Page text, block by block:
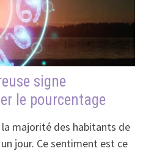
signe
le pourcentage
la majorité des habitants de
jour. Ce sentiment est ce